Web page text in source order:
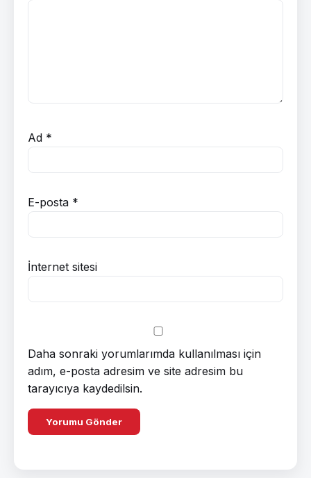
Ad *
E-posta *
İnternet sitesi
Daha sonraki yorumlarımda kullanılması için
adım, e-posta adresim ve site adresim bu
tarayıcıya kaydedilsin.